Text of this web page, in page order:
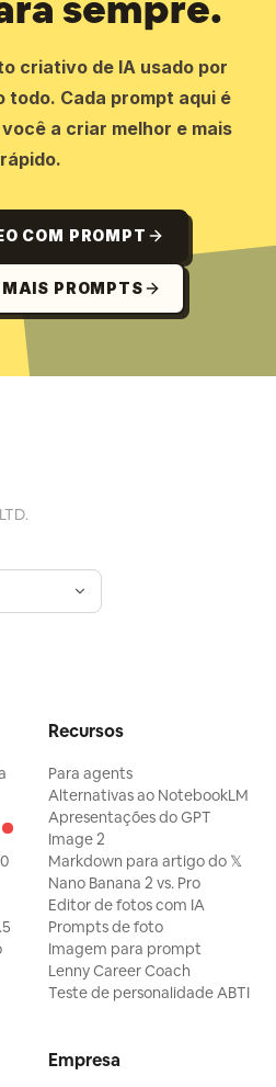
criativo de IA usado por
todo. Cada prompt aqui é
a criar melhor e mais
rápido.
COM PROMPT
PROMPTS
Recursos
Para agents
Alternativas ao NotebookLM
Apresentações do GPT
Image 2
Markdown para artigo do 𝕏
Nano Banana 2 vs. Pro
Editor de fotos com IA
Prompts de foto
Imagem para prompt
Lenny Career Coach
Teste de personalidade ABTI
Empresa